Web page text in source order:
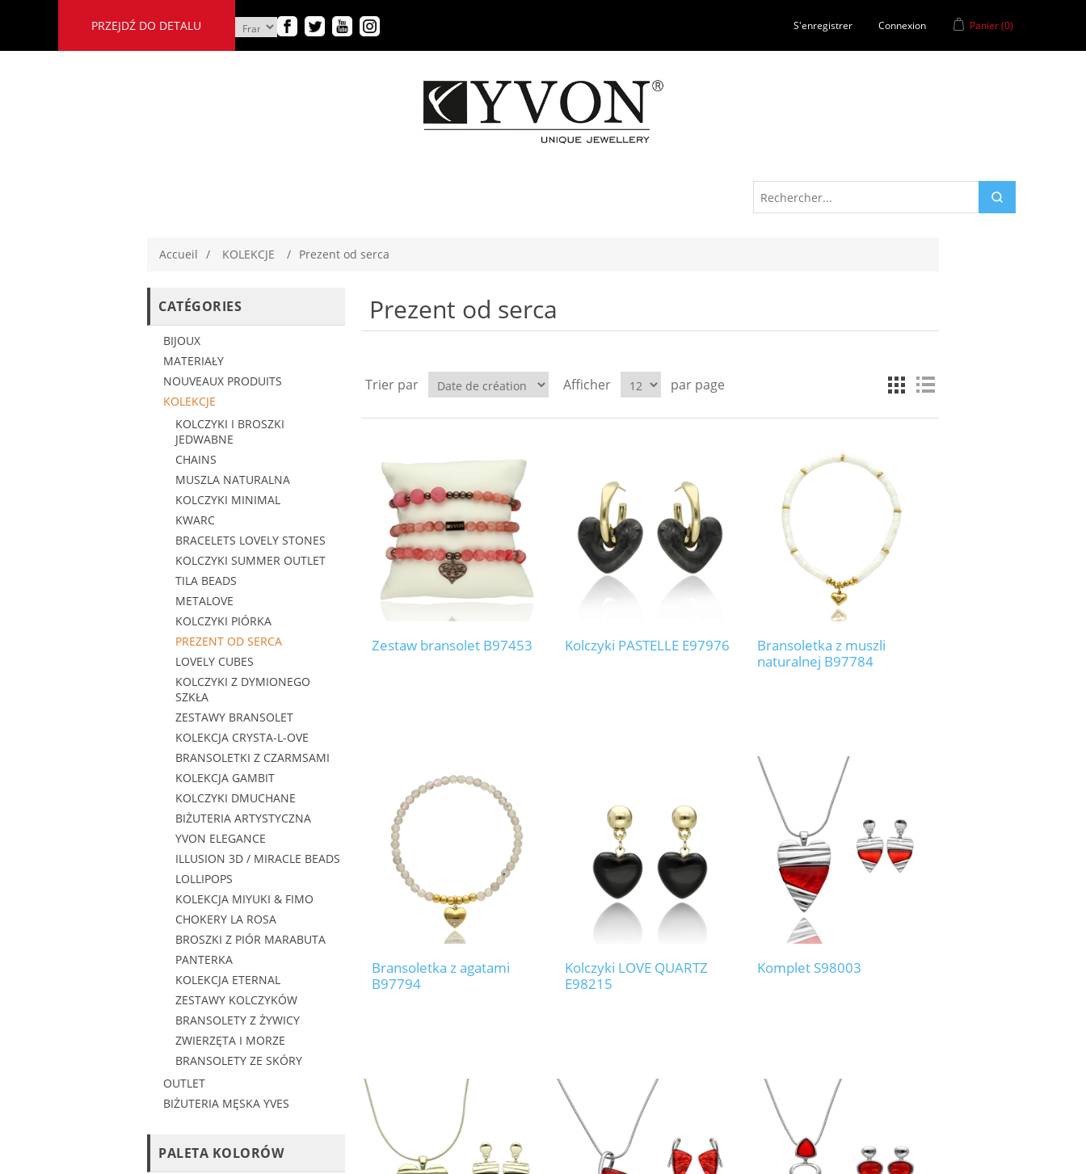
PRZEJDŹ DO DETALU S'enregistrer Connexion Panier(0)
Accueil / KOLEKCJE / Prezent od serca
CATÉGORIES
BIJOUX
MATERIAŁY
NOUVEAUX PRODUITS
KOLEKCJE
KOLCZYKI I BROSZKI
JEDWABNE
CHAINS
MUSZLA NATURALNA
KOLCZYKI MINIMAL
KWARC
BRACELETS LOVELY STONES
KOLCZYKI SUMMER OUTLET
TILA BEADS
METALOVE
KOLCZYKI PIÓRKA
PREZENT OD SERCA
LOVELY CUBES
KOLCZYKI Z DYMIONEGO
SZKŁA
ZESTAWY BRANSOLET
KOLEKCJA CRYSTA-L-OVE
BRANSOLETKI Z CZARMSAMI
KOLEKCJA GAMBIT
KOLCZYKI DMUCHANE
BIŻUTERIA ARTYSTYCZNA
YVON ELEGANCE
ILLUSION 3D / MIRACLE BEADS
LOLLIPOPS
KOLEKCJA MIYUKI & FIMO
CHOKERY LA ROSA
BROSZKI Z PIÓR MARABUTA
PANTERKA
KOLEKCJA ETERNAL
ZESTAWY KOLCZYKÓW
BRANSOLETY Z ŻYWICY
ZWIERZĘTA I MORZE
BRANSOLETY ZE SKÓRY
OUTLET
BIŻUTERIA MĘSKA YVES
PALETA KOLORÓW
Prezent od serca
Trier par Afficher par page
Zestaw bransolet B97453 Kolczyki PASTELLE E97976
Bransoletka z muszli
naturalnej B97784
Bransoletka z agatami
B97794
Kolczyki LOVE QUARTZ
E98215
Komplet S98003